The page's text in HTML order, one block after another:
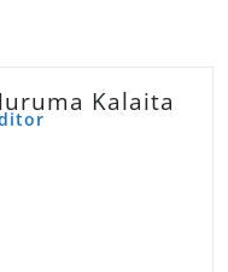
Kalaita